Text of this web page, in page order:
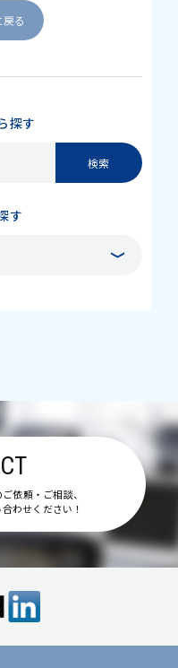
る
探す
す
依頼・ご相談、
わせください！